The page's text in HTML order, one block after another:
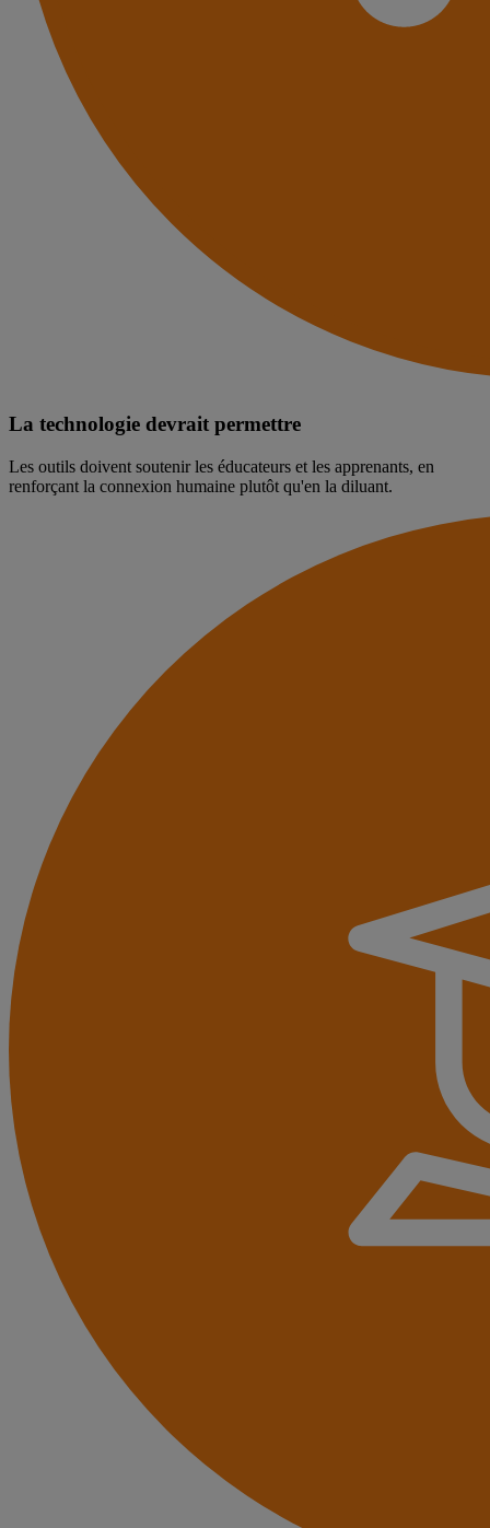
La technologie devrait permettre
Les outils doivent soutenir les éducateurs et les apprenants, en
renforçant la connexion humaine plutôt qu'en la diluant.